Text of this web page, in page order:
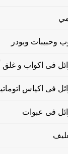
وحبيبات وبودر
فى اكواب و غلق
فى اكياس
فى عبوات